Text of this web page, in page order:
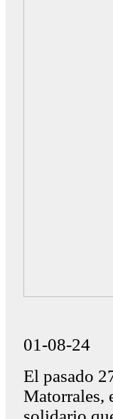
01-08-24
El pasado
Matorrales,